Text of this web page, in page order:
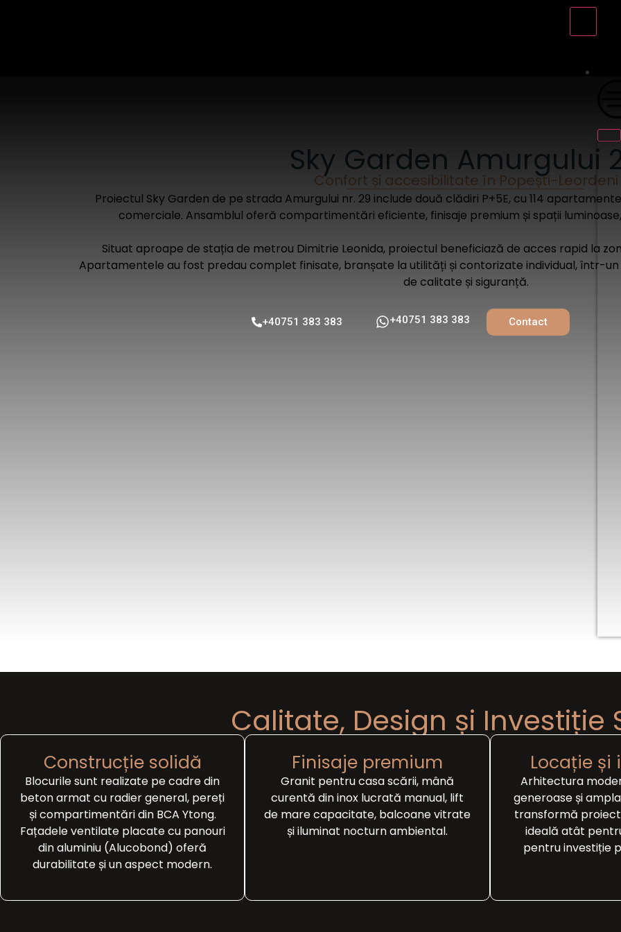
+40751 383 383 +40751 383 383 Contact
Sky Garden Amurgului
Confort și accesibilitate în Popești-Leordeni
Proiectul Sky Garden de pe strada Amurgului nr. 29 include două clădiri P+5E, cu 114
comerciale. Ansamblul oferă compartimentări eficiente, finisaje premium și spații
Situat aproape de stația de metrou Dimitrie Leonida, proiectul beneficiază de acces rapid la
Apartamentele au fost predau complet finisate, branșate la utilități și contorizate individual, într-
de calitate și siguranță.
Calitate, Design și Investiție
Construcție solidă
Blocurile sunt realizate pe cadre din
beton armat cu radier general, pereți
și compartimentări din BCA Ytong.
Fațadele ventilate placate cu panouri
din aluminiu (Alucobond) oferă
durabilitate și un aspect modern.
Finisaje premium
Granit pentru casa scării, mână
curentă din inox lucrată manual, lift
de mare capacitate, balcoane vitrate
și iluminat nocturn ambiental.
Locație și
Arhitectura
generoase și
transformă
ideală atât
pentru investiție